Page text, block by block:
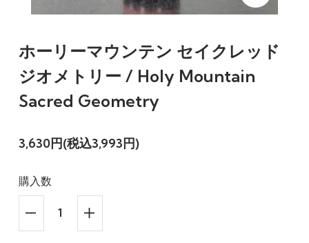
ホーリーマウンテン セイクレッド
ジオメトリー / Holy Mountain
Sacred Geometry
3,630円(税込3,993円)
購入数